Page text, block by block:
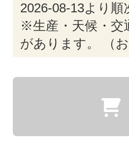
2026-08-13より順
※生産・天候・交
があります。 （